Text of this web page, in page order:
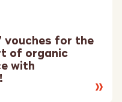
for the
of organic
with
Lesen